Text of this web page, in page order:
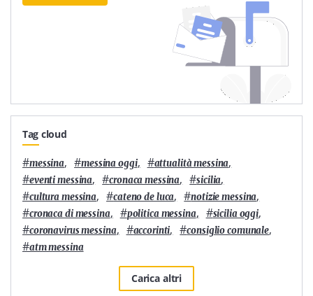
Tag cloud
#messina, #messina oggi, #attualità messina,
#eventi messina, #cronaca messina, #sicilia,
#cultura messina, #cateno de luca, #notizie messina,
#cronaca di messina, #politica messina, #sicilia oggi,
#coronavirus messina, #accorinti, #consiglio comunale,
#atm messina
Carica altri